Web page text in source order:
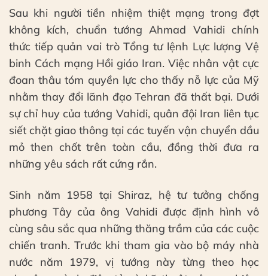
Sau khi người tiền nhiệm thiệt mạng trong đợt
không kích, chuẩn tướng Ahmad Vahidi chính
thức tiếp quản vai trò Tổng tư lệnh Lực lượng Vệ
binh Cách mạng Hồi giáo Iran. Việc nhân vật cực
đoan thâu tóm quyền lực cho thấy nỗ lực của Mỹ
nhằm thay đổi lãnh đạo Tehran đã thất bại. Dưới
sự chỉ huy của tướng Vahidi, quân đội Iran liên tục
siết chặt giao thông tại các tuyến vận chuyển dầu
mỏ then chốt trên toàn cầu, đồng thời đưa ra
những yêu sách rất cứng rắn.
Sinh năm 1958 tại Shiraz, hệ tư tưởng chống
phương Tây của ông Vahidi được định hình vô
cùng sâu sắc qua những thăng trầm của các cuộc
chiến tranh. Trước khi tham gia vào bộ máy nhà
nước năm 1979, vị tướng này từng theo học